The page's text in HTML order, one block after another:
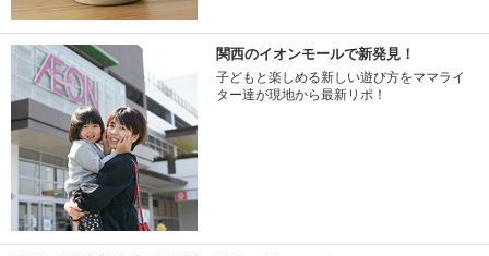
関西のイオンモールで新発見！
子どもと楽しめる新しい遊び方をママライ
ター達が現地から最新リポ！